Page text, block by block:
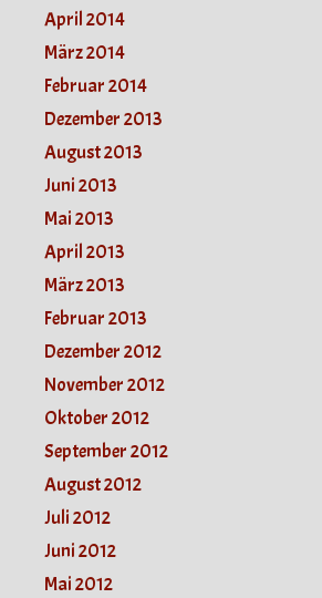
April 2014
März 2014
Februar 2014
Dezember 2013
August 2013
Juni 2013
Mai 2013
April 2013
März 2013
Februar 2013
Dezember 2012
November 2012
Oktober 2012
September 2012
August 2012
Juli 2012
Juni 2012
Mai 2012